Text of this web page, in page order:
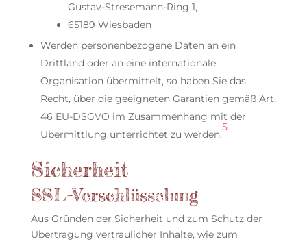
Gustav-Stresemann-Ring 1,
65189 Wiesbaden
Werden personenbezogene Daten an ein
Drittland oder an eine internationale
Organisation übermittelt, so haben Sie das
Recht, über die geeigneten Garantien gemäß Art.
46 EU-DSGVO im Zusammenhang mit der
Übermittlung unterrichtet zu werden.
5
Sicherheit
SSL-Verschlüsselung
Aus Gründen der Sicherheit und zum Schutz der
Übertragung vertraulicher Inhalte, wie zum